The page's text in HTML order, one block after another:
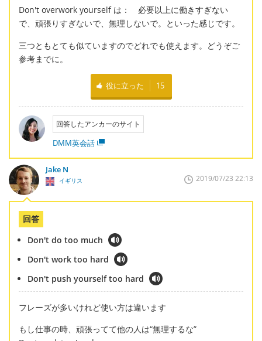
Don't overwork yourself は： 必要以上に働きすぎない
で、頑張りすぎないで、無理しないで。といった感じです。
三つともとても似ていますのでどれでも使えます。どうぞご
参考までに。
役に立った 15
回答したアンカーのサイト
DMM英会話
Jake N
イギリス 2019/07/23 22:13
回答
Don't do too much
Don't work too hard
Don't push yourself too hard
フレーズが多いけれど使い方は違います
もし仕事の時、頑張ってて他の人は“無理するな”